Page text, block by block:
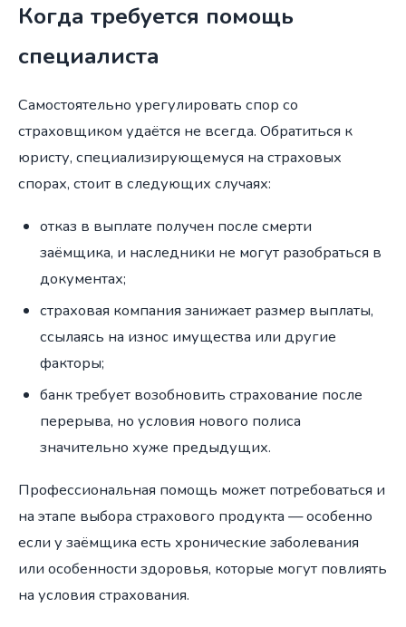
Когда требуется помощь
специалиста
Самостоятельно урегулировать спор со
страховщиком удаётся не всегда. Обратиться к
юристу, специализирующемуся на страховых
спорах, стоит в следующих случаях:
отказ в выплате получен после смерти
заёмщика, и наследники не могут разобраться в
документах;
страховая компания занижает размер выплаты,
ссылаясь на износ имущества или другие
факторы;
банк требует возобновить страхование после
перерыва, но условия нового полиса
значительно хуже предыдущих.
Профессиональная помощь может потребоваться и
на этапе выбора страхового продукта — особенно
если у заёмщика есть хронические заболевания
или особенности здоровья, которые могут повлиять
на условия страхования.